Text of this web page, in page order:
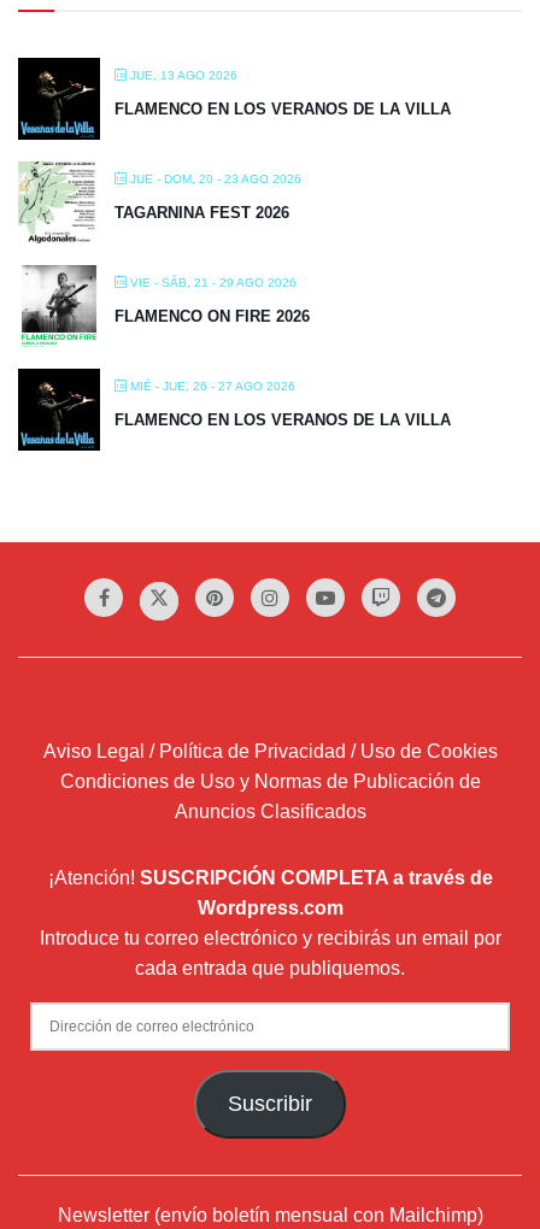
JUE, 13 AGO 2026
FLAMENCO EN LOS VERANOS DE LA VILLA
JUE - DOM, 20 - 23 AGO 2026
TAGARNINA FEST 2026
VIE - SÁB, 21 - 29 AGO 2026
FLAMENCO ON FIRE 2026
MIÉ - JUE, 26 - 27 AGO 2026
FLAMENCO EN LOS VERANOS DE LA VILLA
Aviso Legal / Política de Privacidad / Uso de Cookies
Condiciones de Uso y Normas de Publicación de
Anuncios Clasificados
¡Atención! SUSCRIPCIÓN COMPLETA a través de
Wordpress.com
Introduce tu correo electrónico y recibirás un email por
cada entrada que publiquemos.
Dirección
de
Suscribir
Newsletter (envío boletín mensual con Mailchimp)